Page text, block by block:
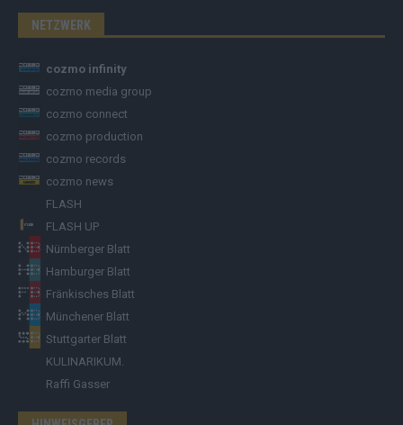
NETZWERK
cozmo infinity
cozmo media group
cozmo connect
cozmo production
cozmo records
cozmo news
FLASH
FLASH UP
Nürnberger Blatt
Hamburger Blatt
Fränkisches Blatt
Münchener Blatt
Stuttgarter Blatt
KULINARIKUM.
Raffi Gasser